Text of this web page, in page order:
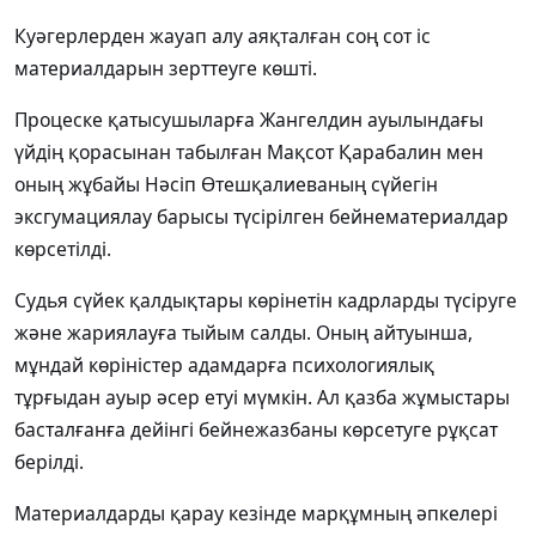
Куәгерлерден жауап алу аяқталған соң сот іс
материалдарын зерттеуге көшті.
Процеске қатысушыларға Жангелдин ауылындағы
үйдің қорасынан табылған Мақсот Қарабалин мен
оның жұбайы Нәсіп Өтешқалиеваның сүйегін
эксгумациялау барысы түсірілген бейнематериалдар
көрсетілді.
Судья сүйек қалдықтары көрінетін кадрларды түсіруге
және жариялауға тыйым салды. Оның айтуынша,
мұндай көріністер адамдарға психологиялық
тұрғыдан ауыр әсер етуі мүмкін. Ал қазба жұмыстары
басталғанға дейінгі бейнежазбаны көрсетуге рұқсат
берілді.
Материалдарды қарау кезінде марқұмның әпкелері